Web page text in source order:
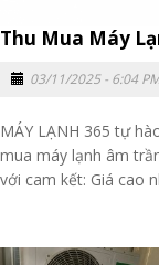
Thu Mua Máy
03/11/2025 - 6:04
MÁY LẠNH 365 tự
mua máy lạnh âm
với cam kết: Giá cao